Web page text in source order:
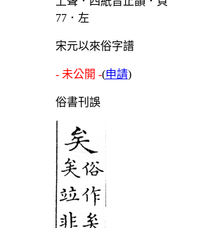
77．左
宋元以來俗字譜
- 未公開 -(申請)
俗書刊誤